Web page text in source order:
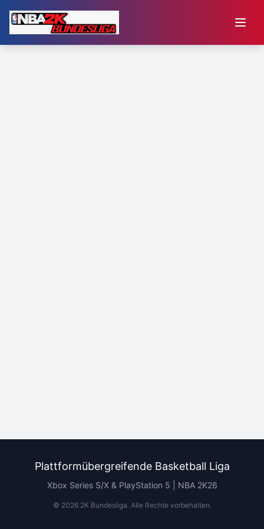
Plattformübergreifende Basketball Liga
Xbox Series S/X & PlayStation 5 | NBA 2K26
© 20262K Bundesliga. Alle Rechte vorbehalten.